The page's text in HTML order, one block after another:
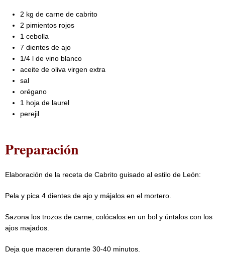
2 kg de carne de cabrito
2 pimientos rojos
1 cebolla
7 dientes de ajo
1/4 l de vino blanco
aceite de oliva virgen extra
sal
orégano
1 hoja de laurel
perejil
Preparación
Elaboración de la receta de Cabrito guisado al estilo de León:
Pela y pica 4 dientes de ajo y májalos en el mortero.
Sazona los trozos de carne, colócalos en un bol y úntalos con los
ajos majados.
Deja que maceren durante 30-40 minutos.